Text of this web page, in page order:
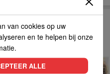
van cookies op uw
en te helpen bij onze
ALLE